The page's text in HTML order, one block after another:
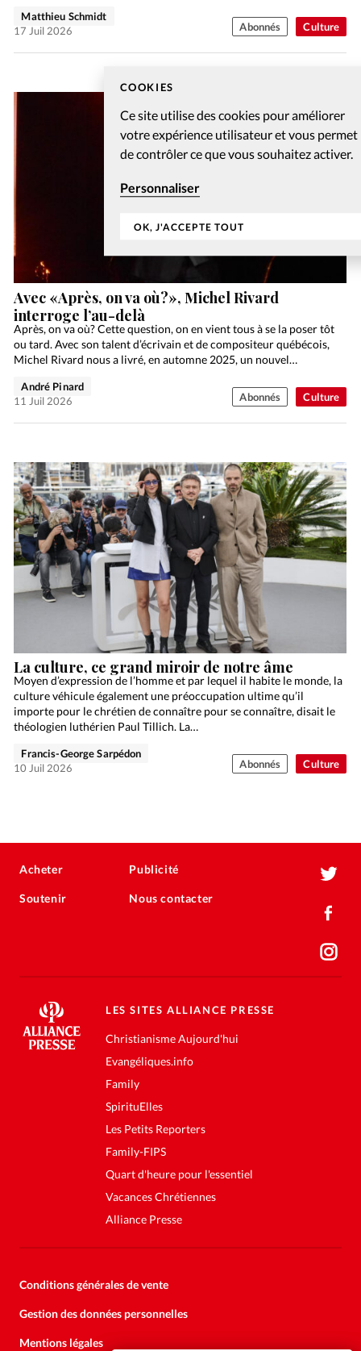
COOKIES
Ce site utilise des cookies pour améliorer
votre expérience utilisateur et vous permet
de contrôler ce que vous souhaitez activer.
Personnaliser
OK, J'ACCEPTE TOUT
Culture
Matthieu Schmidt
17 Juil 2026
Abonnés
Culture
Avec «Après, on va où?», Michel Rivard
interroge l’au-delà
Après, on va où? Cette question, on en vient tous à se la poser tôt
ou tard. Avec son talent d’écrivain et de compositeur québécois,
Michel Rivard nous a livré, en automne 2025, un nouvel…
André Pinard
11 Juil 2026
Abonnés
Culture
La culture, ce grand miroir de notre âme
Moyen d’expression de l’homme et par lequel il habite le monde, la
culture véhicule également une préoccupation ultime qu’il
importe pour le chrétien de connaître pour se connaître, disait le
théologien luthérien Paul Tillich. La…
Francis-George Sarpédon
10 Juil 2026
Abonnés
Acheter
Soutenir
Publicité
Nous contacter
LES SITES ALLIANCE PRESSE
Christianisme Aujourd'hui
Evangéliques.info
Family
SpirituElles
Les Petits Reporters
Family-FIPS
Quart d'heure pour l'essentiel
Vacances Chrétiennes
Alliance Presse
Conditions générales de vente
Gestion des données personnelles
Mentions légales